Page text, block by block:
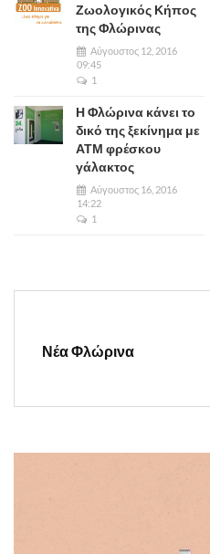
Ζωολογικός Κήπος
της Φλώρινας
Αύγουστος 12, 2016
09:45
1
Η Φλώρινα κάνει το
δικό της ξεκίνημα με
ΑΤΜ φρέσκου
γάλακτος
Αύγουστος 16, 2016
14:22
1
Νέα Φλώρινα